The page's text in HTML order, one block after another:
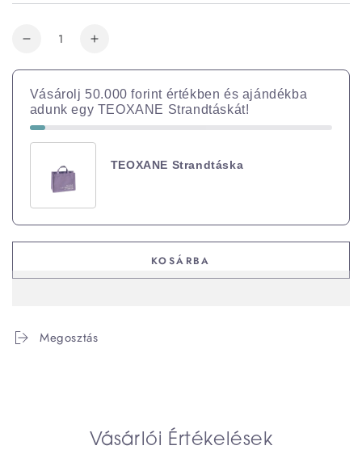
Vásárolj 50.000 forint értékben és ajándékba
adunk egy TEOXANE Strandtáskát!
TEOXANE Strandtáska
KOSÁRBA
Megosztás
Vásárlói Értékelések